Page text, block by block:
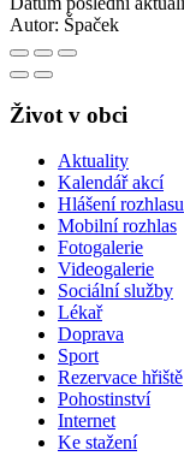
Autor: Špaček
Život v obci
Aktuality
Kalendář akcí
Hlášení rozhlasu
Mobilní rozhlas
Fotogalerie
Videogalerie
Sociální služby
Lékař
Doprava
Sport
Rezervace hřiště
Pohostinství
Internet
Ke stažení